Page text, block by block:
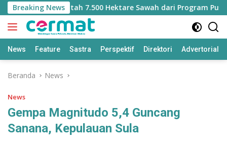
Langsung
ke
konten
Breaking NewsJatah 7.500 Hektare Sawah dari Program Pusat
News Feature Sastra Perspektif Direktori Advertorial
Beranda News
News
Gempa Magnitudo 5,4 Guncang
Sanana, Kepulauan Sula